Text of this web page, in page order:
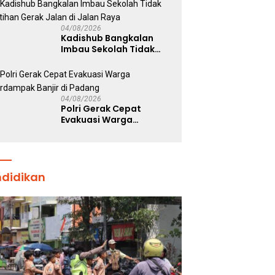
Ketahanan Pangan
Nasional
04/08/2026
Kadishub Bangkalan
Imbau Sekolah Tidak
Jalan Raya
04/08/2026
Polri Gerak Cepat
Evakuasi Warga